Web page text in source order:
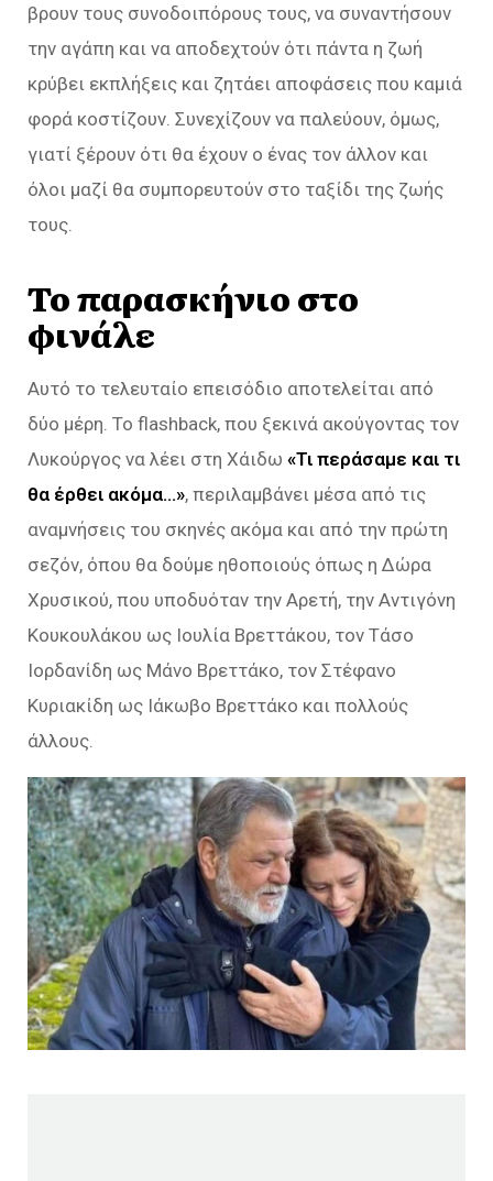
βρουν τους συνοδοιπόρους τους, να συναντήσουν
την αγάπη και να αποδεχτούν ότι πάντα η ζωή
κρύβει εκπλήξεις και ζητάει αποφάσεις που καμιά
φορά κοστίζουν. Συνεχίζουν να παλεύουν, όμως,
γιατί ξέρουν ότι θα έχουν ο ένας τον άλλον και
όλοι μαζί θα συμπορευτούν στο ταξίδι της ζωής
τους.
Το παρασκήνιο στο
φινάλε
Αυτό το τελευταίο επεισόδιο αποτελείται από
δύο μέρη. Το flashback, που ξεκινά ακούγοντας τον
Λυκούργος να λέει στη Χάιδω «Τι περάσαμε και τι
θα έρθει ακόμα…», περιλαμβάνει μέσα από τις
αναμνήσεις του σκηνές ακόμα και από την πρώτη
σεζόν, όπου θα δούμε ηθοποιούς όπως η Δώρα
Χρυσικού, που υποδυόταν την Αρετή, την Αντιγόνη
Κουκουλάκου ως Ιουλία Βρεττάκου, τον Τάσο
Ιορδανίδη ως Μάνο Βρεττάκο, τον Στέφανο
Κυριακίδη ως Ιάκωβο Βρεττάκο και πολλούς
άλλους.